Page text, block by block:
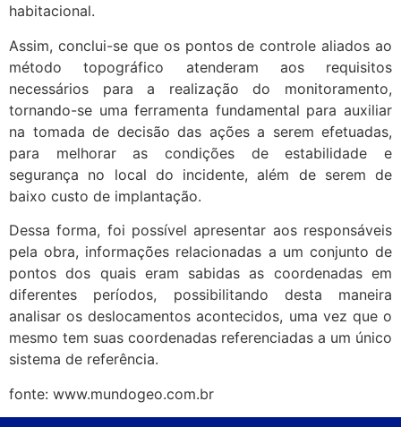
habitacional.
Assim, conclui-se que os pontos de controle aliados ao
método topográfico atenderam aos requisitos
necessários para a realização do monitoramento,
tornando-se uma ferramenta fundamental para auxiliar
na tomada de decisão das ações a serem efetuadas,
para melhorar as condições de estabilidade e
segurança no local do incidente, além de serem de
baixo custo de implantação.
Dessa forma, foi possível apresentar aos responsáveis
pela obra, informações relacionadas a um conjunto de
pontos dos quais eram sabidas as coordenadas em
diferentes períodos, possibilitando desta maneira
analisar os deslocamentos acontecidos, uma vez que o
mesmo tem suas coordenadas referenciadas a um único
sistema de referência.
fonte: www.mundogeo.com.br